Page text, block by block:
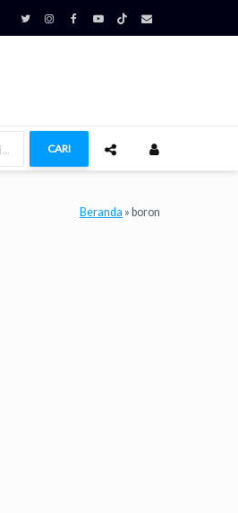
CARI
Beranda » boron